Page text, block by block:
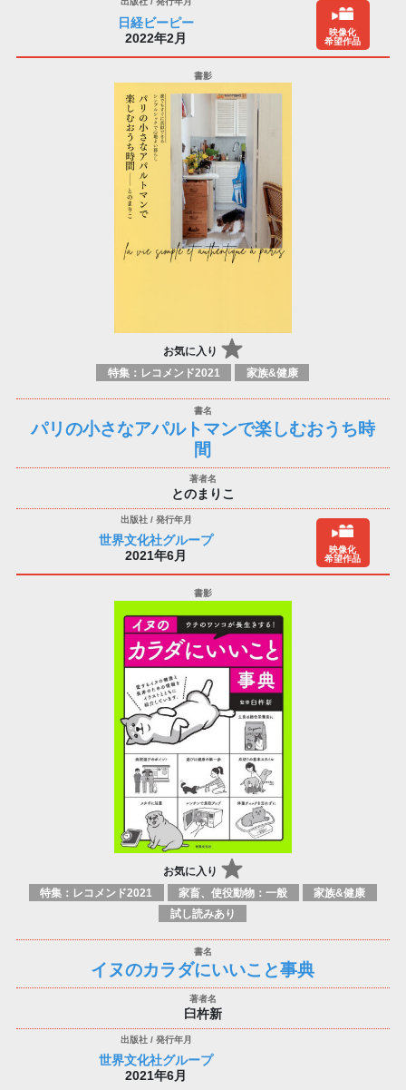
日経ビーピー
2022年2月
映像化
希望作品
お気に入り
特集：レコメンド2021 家族&健康
パリの小さなアパルトマンで楽しむおうち時
間
とのまりこ
世界文化社グループ
2021年6月
映像化
希望作品
お気に入り
特集：レコメンド2021 家畜、使役動物：一般
家族&健康
試し読みあり
イヌのカラダにいいこと事典
臼杵新
世界文化社グループ
2021年6月